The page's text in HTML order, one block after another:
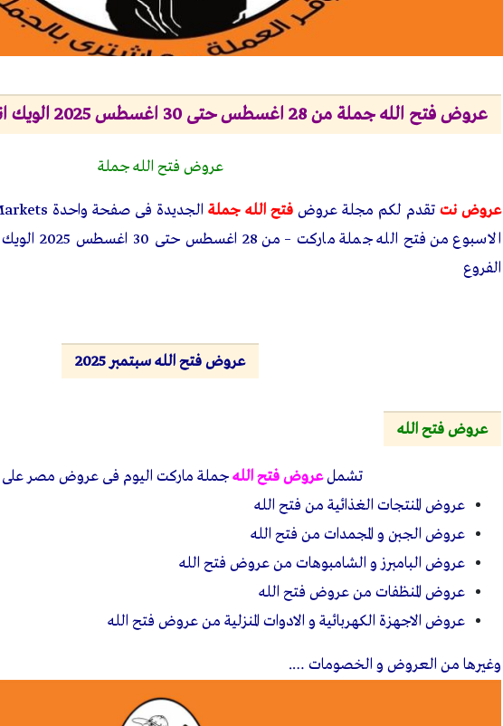
عروض فتح الله جملة من 28 اغسطس حتى 30 اغسطس 2025 الويك اند
عروض فتح الله جملة
عروض نت تقدم لكم مجلة عروضفتح الله جملةالجديدة فى صفحة واحدة
الاسبوع من فتح
الفروع
عروض فتح الله سبتمبر 2025
عروض فتح الله
تشملعروض فتح اللهجملة ماركت اليوم فىعروض مصر
عروض المنتجات الغذائية من فتح الله
عروض الجبن و المجمدات من فتح الله
عروض البامبرز و الشامبوهات من عروض فتح الله
عروض المنظفات منعروض فتح الله
عروض الاجهزة الكهربائية و الادوات المنزلية منعروض فتح الله
وغيرها من العروض و الخصومات ….